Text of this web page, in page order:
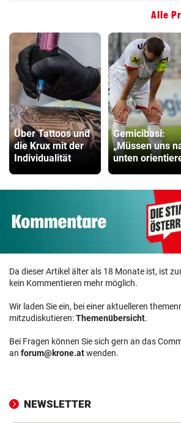
Alle
Über Tattoos und
die Krux mit der
Individualität
Gemicibasi:
„Müssen uns
unten
Da dieser Artikel älter als 18 Monate ist, ist
kein Kommentieren mehr möglich.
Wir laden Sie ein, bei einer aktuelleren
mitzudiskutieren:Themenübersicht.
Bei Fragen können Sie sich gern an das
an forum@krone.atwenden.
NEWSLETTER